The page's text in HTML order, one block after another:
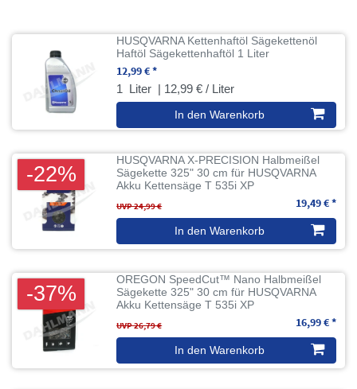
HUSQVARNA Kettenhaftöl Sägekettenöl
Haftöl Sägekettenhaftöl 1 Liter
12,99 € *
1 Liter | 12,99 € / Liter
In den Warenkorb
-22%
HUSQVARNA X-PRECISION Halbmeißel
Sägekette 325" 30 cm für HUSQVARNA
Akku Kettensäge T 535i XP
UVP 24,99 € 19,49 € *
In den Warenkorb
-37%
OREGON SpeedCut™ Nano Halbmeißel
Sägekette 325" 30 cm für HUSQVARNA
Akku Kettensäge T 535i XP
UVP 26,79 € 16,99 € *
In den Warenkorb